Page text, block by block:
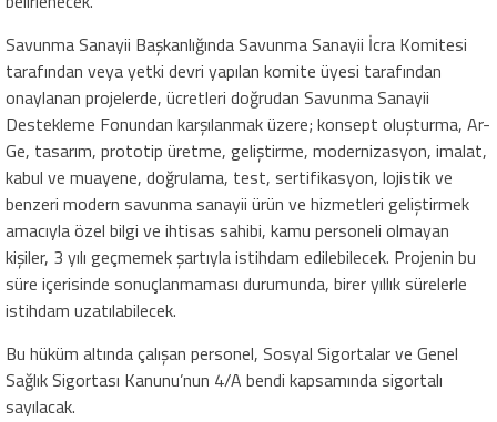
Savunma Sanayii Başkanlığında Savunma Sanayii İcra Komitesi
tarafından veya yetki devri yapılan komite üyesi tarafından
onaylanan projelerde, ücretleri doğrudan Savunma Sanayii
Destekleme Fonundan karşılanmak üzere; konsept oluşturma, Ar-
Ge, tasarım, prototip üretme, geliştirme, modernizasyon, imalat,
kabul ve muayene, doğrulama, test, sertifikasyon, lojistik ve
benzeri modern savunma sanayii ürün ve hizmetleri geliştirmek
amacıyla özel bilgi ve ihtisas sahibi, kamu personeli olmayan
kişiler, 3 yılı geçmemek şartıyla istihdam edilebilecek. Projenin bu
süre içerisinde sonuçlanmaması durumunda, birer yıllık sürelerle
istihdam uzatılabilecek.
Bu hüküm altında çalışan personel, Sosyal Sigortalar ve Genel
Sağlık Sigortası Kanunu’nun 4/A bendi kapsamında sigortalı
sayılacak.